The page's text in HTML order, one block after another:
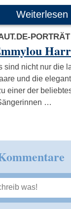
Weiterlesen
PORTRÄT
sind nicht nur die
und die
einer der
…